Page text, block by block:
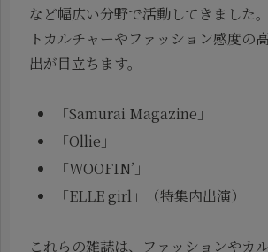
など幅広い分野で活動してきました
トカルチャーやファッション感度の
出が目立ちます。
「Samurai Magazine」
「Ollie」
「WOOFIN’」
「ELLE girl」（特集内出演）
これらの雑誌は、ファッションやカ